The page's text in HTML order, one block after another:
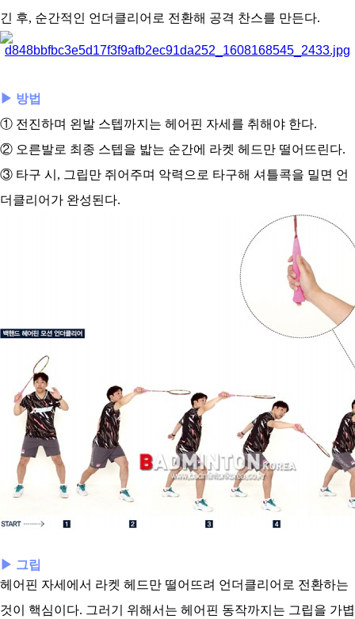
긴 후, 순간적인 언더클리어로 전환해 공격 찬스를 만든다.
▶ 방법
① 전진하며 왼발 스텝까지는 헤어핀 자세를 취해야 한다.
② 오른발로 최종 스텝을 밟는 순간에 라켓 헤드만 떨어뜨린다.
③ 타구 시, 그립만 쥐어주며 악력으로 타구해 셔틀콕을 밀면 언
더클리어가 완성된다.
▶ 그립
헤어핀 자세에서 라켓 헤드만 떨어뜨려 언더클리어로 전환하는
것이 핵심이다. 그러기 위해서는 헤어핀 동작까지는 그립을 가볍